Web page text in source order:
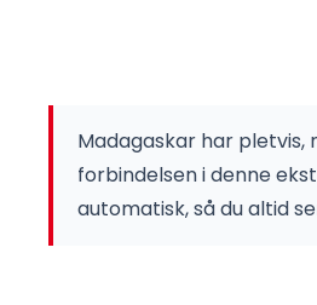
Madagaskar har
forbindelsen i denne
automatisk, så du altid